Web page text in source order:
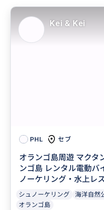
PHL セブ
オランゴ島周遊 マクタ
ンゴ島 レンタル電動バ
ノーケリング・水上レ
シュノーケリング 海洋自然
オランゴ島
Kei & Kei